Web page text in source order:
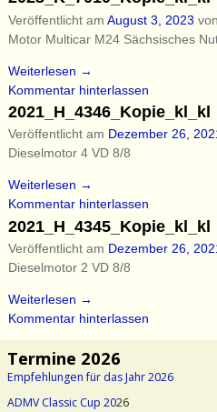
Veröffentlicht am August 3, 2023 von
Motor Multicar M24 Sächsisches
Weiterlesen →
Kommentar hinterlassen
2021_H_4346_Kopie_kl_kl
Veröffentlicht am Dezember 26,
Dieselmotor 4 VD 8/8
Weiterlesen →
Kommentar hinterlassen
2021_H_4345_Kopie_kl_kl
Veröffentlicht am Dezember 26,
Dieselmotor 2 VD 8/8
Weiterlesen →
Kommentar hinterlassen
Termine 2026
Empfehlungen für das Jahr 2026
ADMV Classic Cup 2026